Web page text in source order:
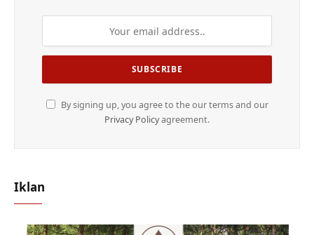
By signing up, you agree to the our terms and our
Privacy Policyagreement.
Iklan